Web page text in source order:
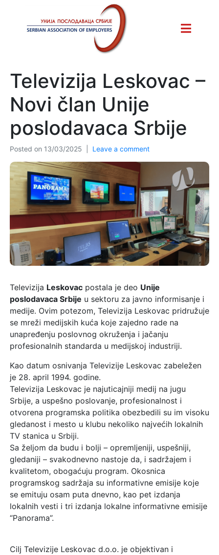
Televizija Leskovac –
Novi član Unije
poslodavaca Srbije
Posted on 13/03/2025 Leave a comment
Televizija Leskovac postala je deo Unije
poslodavaca Srbije u sektoru za javno informisanje i
medije. Ovim potezom, Televizija Leskovac pridružuje
se mreži medijskih kuća koje zajedno rade na
unapređenju poslovnog okruženja i jačanju
profesionalnih standarda u medijskoj industriji.
Kao datum osnivanja Televizije Leskovac zabeležen
je 28. april 1994. godine.
Televizija Leskovac je najuticajniji medij na jugu
Srbije, a uspešno poslovanje, profesionalnost i
otvorena programska politika obezbedili su im visoku
gledanost i mesto u klubu nekoliko najvećih lokalnih
TV stanica u Srbiji.
Sa željom da budu i bolji – opremljeniji, uspešniji,
gledaniji – svakodnevno nastoje da, i sadržajem i
kvalitetom, obogaćuju program. Okosnica
programskog sadržaja su informativne emisije koje
se emituju osam puta dnevno, kao pet izdanja
lokalnih vesti i tri izdanja lokalne informativne emisije
“Panorama”.
Cilj Televizije Leskovac d.о.о. je objektivan i